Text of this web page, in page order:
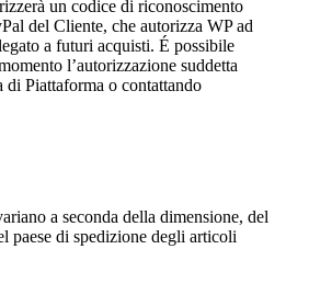
un codice di riconoscimento
del Cliente, che autorizza WP ad
a futuri acquisti. É possibile
l’autorizzazione suddetta
di Piattaforma o contattando
a seconda della dimensione, del
paese di spedizione degli articoli